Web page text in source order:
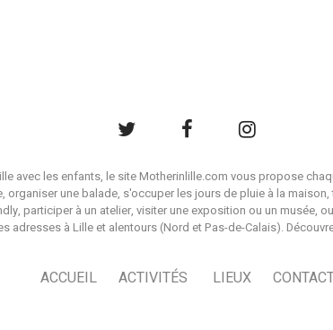
avec les enfants, le site Motherinlille.com vous propose
organiser une balade, s'occuper les jours de pluie à la
participer à un atelier, visiter une exposition ou un musée,
adresses à Lille et alentours (Nord et Pas-de-Calais).
ACCUEIL ACTIVITÉS LIEUX